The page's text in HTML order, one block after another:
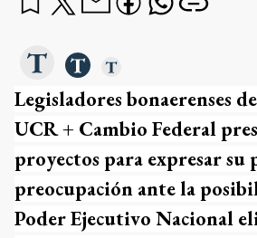
Legisladores bonaerenses
UCR + Cambio Federal
proyectos para expresar
preocupación ante la
Poder Ejecutivo Nacional